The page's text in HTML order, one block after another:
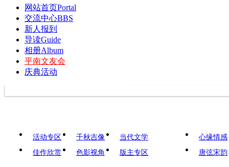
网站首页Portal
交流中心BBS
新人报到
导读Guide
相册Album
平南文友会
庆典活动
活动专区 千秋吉像
当代文学
佳作欣赏
色影视角 版主专区
心缘情感
唐弦宋韵